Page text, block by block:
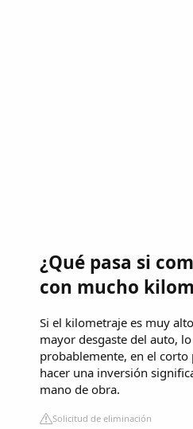
¿Qué pasa si
con mucho
Si el kilometraje es muy
mayor desgaste del auto,
probablemente, en el corto
hacer una inversión
mano de obra.
Solicitud de eliminación